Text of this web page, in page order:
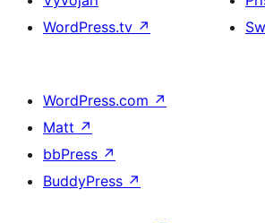
WordPress.tv ↗
WordPress.com ↗
Matt ↗
bbPress ↗
BuddyPress ↗